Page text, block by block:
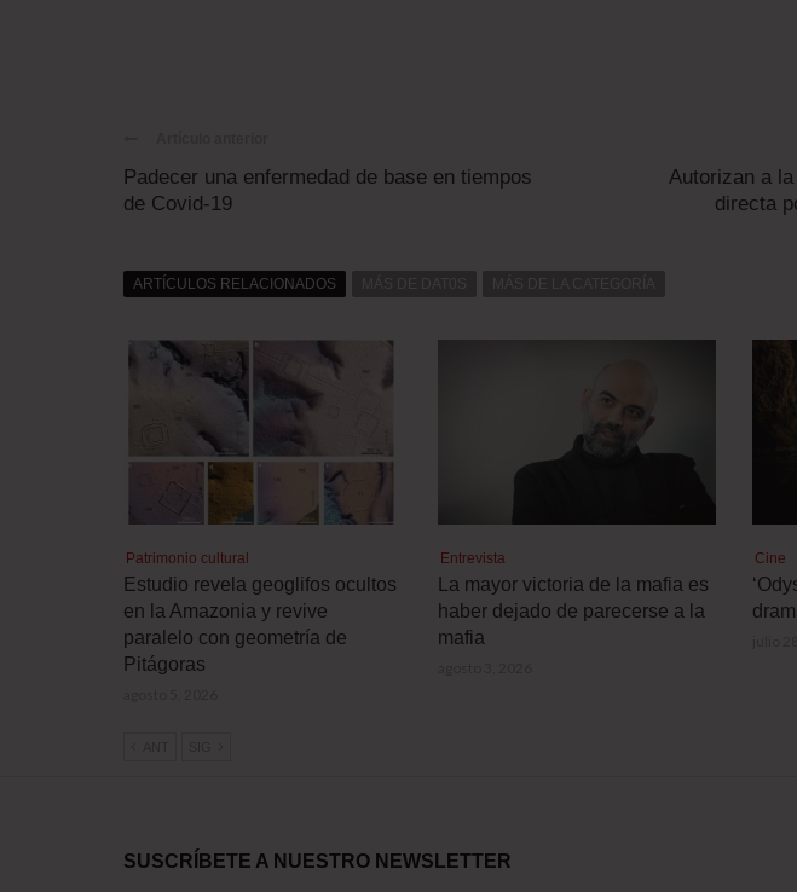
Padecer una enfermedad de base en tiempos
de Covid-19
Autorizan a
directa
ARTÍCULOS RELACIONADOS
Patrimonio cultural
Estudio revela geoglifos ocultos
en la Amazonia y revive
paralelo con geometría de
Pitágoras
Entrevista
La mayor victoria de la mafia es
haber dejado de parecerse a la
mafia
Cine
SUSCRÍBETE A NUESTRO NEWSLETTER